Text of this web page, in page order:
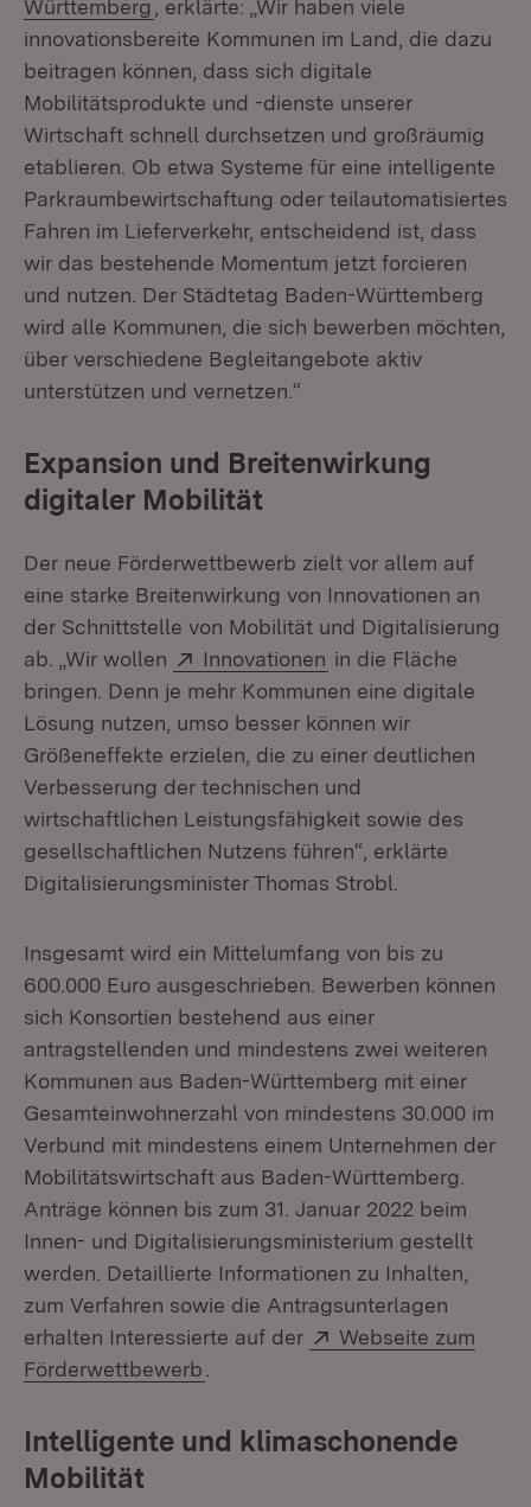
Württemberg
, erklärte: „Wir haben viele
innovationsbereite Kommunen im Land, die dazu
beitragen können, dass sich digitale
Mobilitätsprodukte und -dienste unserer
Wirtschaft schnell durchsetzen und großräumig
etablieren. Ob etwa Systeme für eine intelligente
Parkraumbewirtschaftung oder teilautomatisiertes
Fahren im Lieferverkehr, entscheidend ist, dass
wir das bestehende Momentum jetzt forcieren
und nutzen. Der Städtetag Baden-Württemberg
wird alle Kommunen, die sich bewerben möchten,
über verschiedene Begleitangebote aktiv
unterstützen und vernetzen.“
Expansion und Breitenwirkung
digitaler Mobilität
Der neue Förderwettbewerb zielt vor allem auf
eine starke Breitenwirkung von Innovationen an
der Schnittstelle von Mobilität und Digitalisierung
ab. „Wir wollen
Extern:
Innovationen (Öffnet in neuem
in die Fläche
bringen. Denn je mehr Kommunen eine digitale
Lösung nutzen, umso besser können wir
Größeneffekte erzielen, die zu einer deutlichen
Verbesserung der technischen und
wirtschaftlichen Leistungsfähigkeit sowie des
gesellschaftlichen Nutzens führen“, erklärte
Digitalisierungsminister Thomas Strobl.
Insgesamt wird ein Mittelumfang von bis zu
600.000 Euro ausgeschrieben. Bewerben können
sich Konsortien bestehend aus einer
antragstellenden und mindestens zwei weiteren
Kommunen aus Baden-Württemberg mit einer
Gesamteinwohnerzahl von mindestens 30.000 im
Verbund mit mindestens einem Unternehmen der
Mobilitätswirtschaft aus Baden-Württemberg.
Anträge können bis zum 31. Januar 2022 beim
Innen- und Digitalisierungsministerium gestellt
werden. Detaillierte Informationen zu Inhalten,
zum Verfahren sowie die Antragsunterlagen
erhalten Interessierte auf der
Extern:
Webseite zum
Förderwettbewerb
Intelligente und klimaschonende
Mobilität